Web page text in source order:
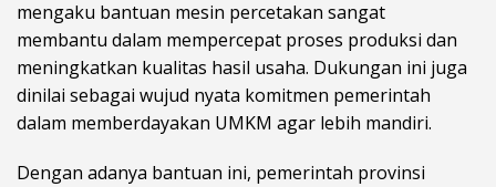
mengaku bantuan mesin percetakan sangat
membantu dalam mempercepat proses produksi dan
meningkatkan kualitas hasil usaha. Dukungan ini juga
dinilai sebagai wujud nyata komitmen pemerintah
dalam memberdayakan UMKM agar lebih mandiri.
Dengan adanya bantuan ini, pemerintah provinsi